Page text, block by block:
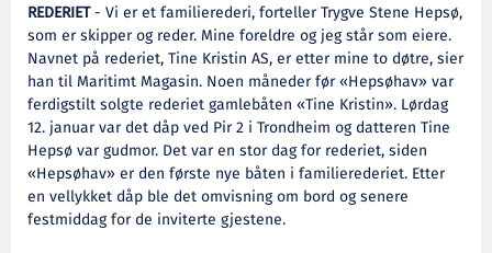
REDERIET- Vi er et familierederi, forteller Trygve Stene Hepsø,
som er skipper og reder. Mine foreldre og jeg står som eiere.
Navnet på rederiet, Tine Kristin AS, er etter mine to døtre, sier
han til Maritimt Magasin. Noen måneder før «Hepsøhav» var
ferdigstilt solgte rederiet gamlebåten «Tine Kristin». Lørdag
12. januar var det dåp ved Pir 2 i Trondheim og datteren Tine
Hepsø var gudmor. Det var en stor dag for rederiet, siden
«Hepsøhav» er den første nye båten i familierederiet. Etter
en vellykket dåp ble det omvisning om bord og senere
festmiddag for de inviterte gjestene.